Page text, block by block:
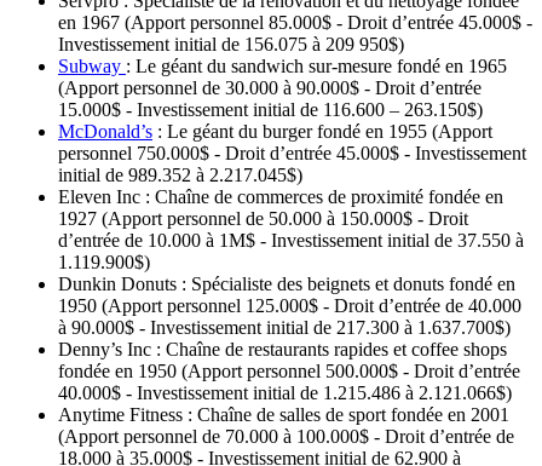
en 1967 (Apport personnel 85.000$ - Droit d’entrée 45.000$ -
Investissement initial de 156.075 à 209 950$)
Subway : Le géant du sandwich sur-mesure fondé en 1965
(Apport personnel de 30.000 à 90.000$ - Droit d’entrée
15.000$ - Investissement initial de 116.600 – 263.150$)
McDonald’s : Le géant du burger fondé en 1955 (Apport
personnel 750.000$ - Droit d’entrée 45.000$ - Investissement
initial de 989.352 à 2.217.045$)
Eleven Inc : Chaîne de commerces de proximité fondée en
1927 (Apport personnel de 50.000 à 150.000$ - Droit
d’entrée de 10.000 à 1M$ - Investissement initial de 37.550 à
1.119.900$)
Dunkin Donuts : Spécialiste des beignets et donuts fondé en
1950 (Apport personnel 125.000$ - Droit d’entrée de 40.000
à 90.000$ - Investissement initial de 217.300 à 1.637.700$)
Denny’s Inc : Chaîne de restaurants rapides et coffee shops
fondée en 1950 (Apport personnel 500.000$ - Droit d’entrée
40.000$ - Investissement initial de 1.215.486 à 2.121.066$)
Anytime Fitness : Chaîne de salles de sport fondée en 2001
(Apport personnel de 70.000 à 100.000$ - Droit d’entrée de
18.000 à 35.000$ - Investissement initial de 62.900 à